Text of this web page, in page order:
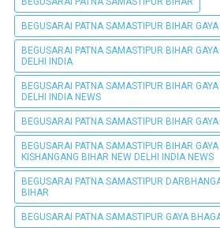
BEGUSARAI PATNA SAMASTIPUR BIHAR
BEGUSARAI PATNA SAMASTIPUR BIHAR
DELHI INDIA
BEGUSARAI PATNA SAMASTIPUR BIHAR
DELHI INDIA NEWS
BEGUSARAI PATNA SAMASTIPUR BIHAR
BEGUSARAI PATNA SAMASTIPUR BIHAR
KISHANGANG BIHAR NEW DELHI INDIA NEWS
BEGUSARAI PATNA SAMASTIPUR
BIHAR
BEGUSARAI PATNA SAMASTIPUR GAYA